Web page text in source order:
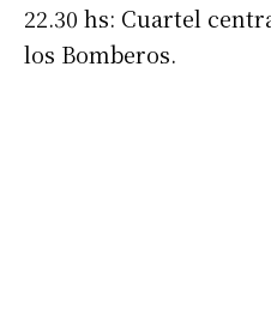
22.30 hs: Cuartel
los Bomberos.